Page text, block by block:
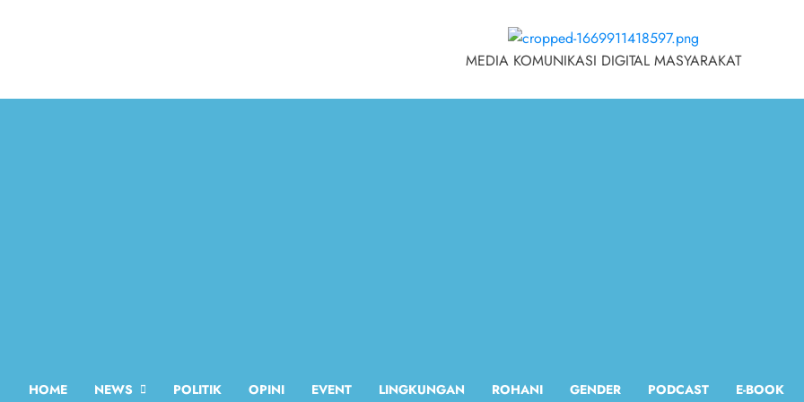
MEDIA KOMUNIKASI DIGITAL MASYARAKAT
HOME NEWS POLITIK OPINI EVENT LINGKUNGAN ROHANI GENDER PODCAST E-BOOK